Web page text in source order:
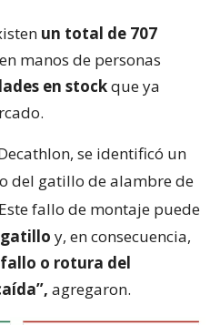
un total de 707
manos de personas
en stockque ya
se identificó un
del gatillo de alambre de
Este fallo de montaje puede
y, en consecuencia,
o rotura del
agregaron.